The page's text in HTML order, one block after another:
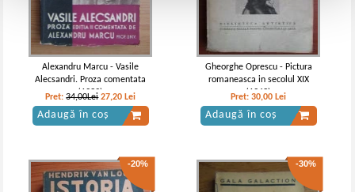
Alexandru Marcu - Vasile
Alecsandri. Proza comentata
(1939)
Pret:34,00Lei 27,20 Lei
Adaugă în coș
Gheorghe Oprescu - Pictura
romaneasca in secolul XIX
(1943)
Pret:30,00 Lei
Adaugă în coș
-20% -30%